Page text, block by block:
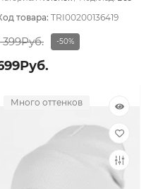
товара: TRI00200136419
399Руб. -50%
Много оттенков